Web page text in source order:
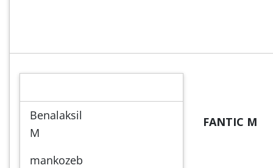
Benalaksil
M
mankozeb
FANTIC M